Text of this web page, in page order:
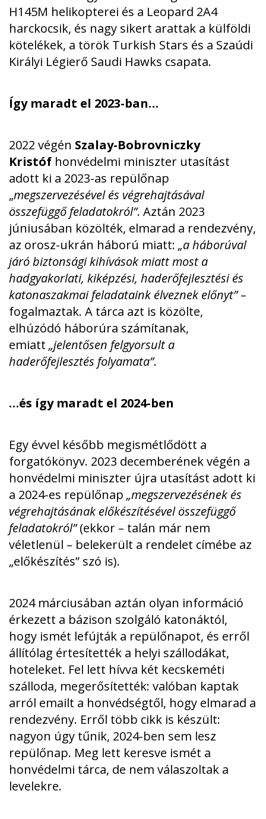
H145M helikopterei és a Leopard 2A4
harckocsik, és nagy sikert arattak a külföldi
kötelékek, a török Turkish Stars és a Szaúdi
Királyi Légierő Saudi Hawks csapata.
Így maradt el 2023-ban…
2022 végén Szalay-Bobrovniczky
Kristóf honvédelmi miniszter utasítást
adott ki a 2023-as repülőnap
„megszervezésével és végrehajtásával
összefüggő feladatokról”. Aztán 2023
júniusában közölték, elmarad a rendezvény,
az orosz-ukrán háború miatt: „a háborúval
járó biztonsági kihívások miatt most a
hadgyakorlati, kiképzési, haderőfejlesztési és
katonaszakmai feladataink élveznek előnyt”–
fogalmaztak. A tárca azt is közölte,
elhúzódó háborúra számítanak,
emiatt „jelentősen felgyorsult a
haderőfejlesztés folyamata”.
…és így maradt el 2024-ben
Egy évvel később megismétlődött a
forgatókönyv. 2023 decemberének végén a
honvédelmi miniszter újra utasítást adott ki
a 2024-es repülőnap „megszervezésének és
végrehajtásának előkészítésével összefüggő
feladatokról”(ekkor – talán már nem
véletlenül – belekerült a rendelet címébe az
„előkészítés” szó is).
2024 márciusában aztán olyan információ
érkezett a bázison szolgáló katonáktól,
hogy ismét lefújták a repülőnapot, és erről
állítólag értesítették a helyi szállodákat,
hoteleket. Fel lett hívva két kecskeméti
szálloda, megerősítették: valóban kaptak
arról emailt a honvédségtől, hogy elmarad a
rendezvény. Erről több cikk is készült:
nagyon úgy tűnik, 2024-ben sem lesz
repülőnap. Meg lett keresve ismét a
honvédelmi tárca, de nem válaszoltak a
levelekre.